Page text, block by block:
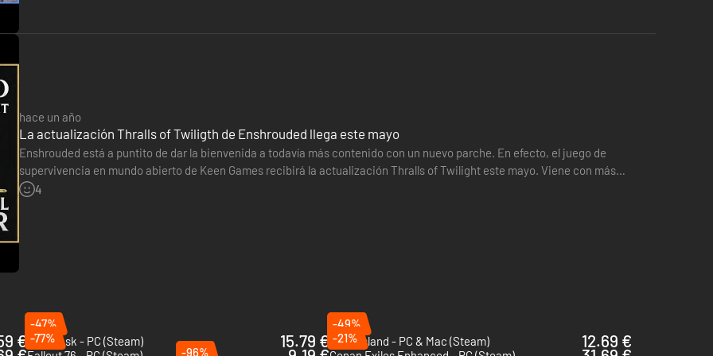
de Desechos de Luz o las oscuras profundidades del Bosque del Deleite, para desenterrar restos de culturas perdidas y
y redención. Despierta la Llama ancestral y devuelve la esperanza a este mundo en ruinas.
hace un año
La actualización Thralls of Twiligth de Enshrouded llega este mayo
Enshrouded está a puntito de dar la bienvenida a todavía más contenido con un nuevo parche. En efecto, el juego de
supervivencia en mundo abierto de Keen Games recibirá la actualización Thralls of Twilight este mayo. Viene con más
enemigos a los que enfrentarnos y recursos que recoger para poder crear…
4
€
-47%
Soulmask - PC (Steam)
15.79 €
-49%
Len's Island - PC & Mac (Steam)
12.69 €
-77%
-21%
-96%